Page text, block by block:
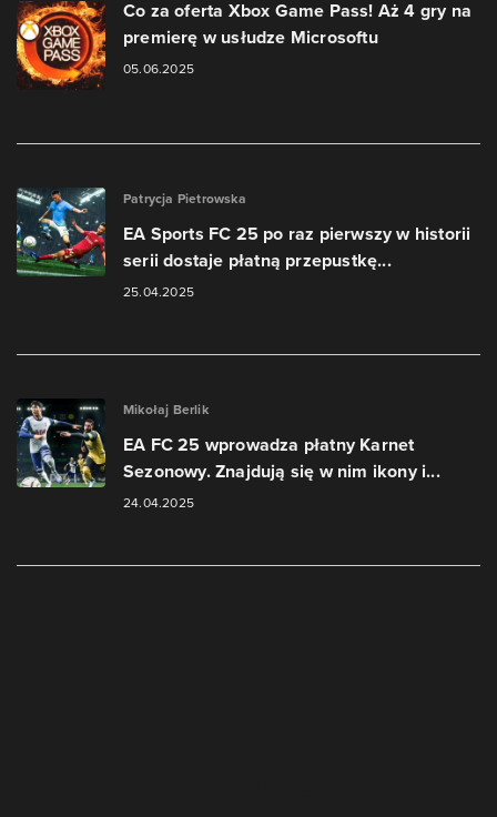
Co za oferta Xbox Game Pass! Aż 4 gry na
premierę w usłudze Microsoftu
05.06.2025
Patrycja Pietrowska
EA Sports FC 25 po raz pierwszy w historii
serii dostaje płatną przepustkę...
25.04.2025
Mikołaj Berlik
EA FC 25 wprowadza płatny Karnet
Sezonowy. Znajdują się w nim ikony i...
24.04.2025